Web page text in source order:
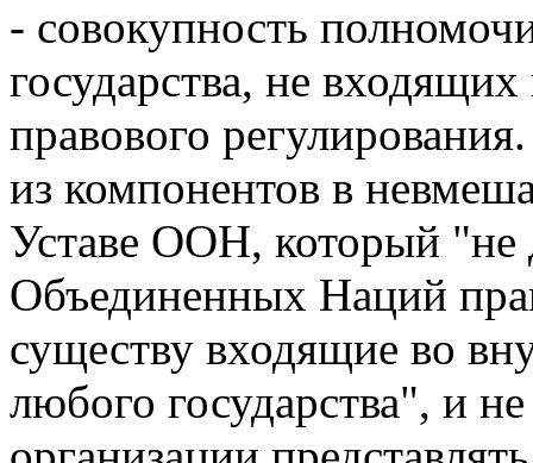
- совокупность
государства, не
правового
из компонентов в
Уставе ООН, который "не
Объединенных Наций
существу входящие во
любого государства", и